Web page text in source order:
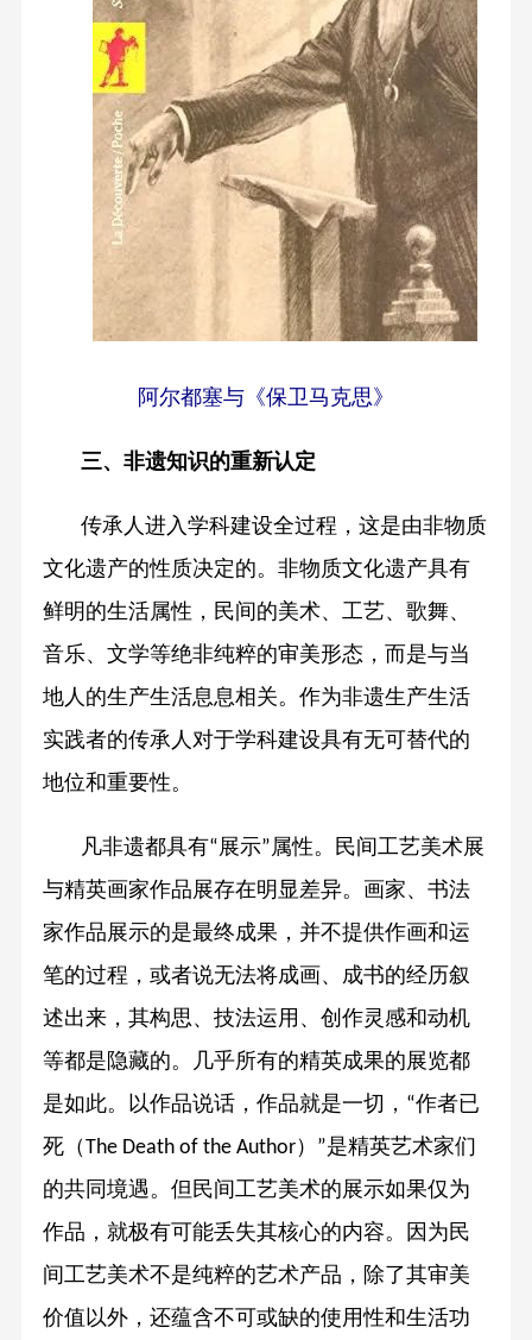
阿尔都塞与《保卫马克思》
三、非遗知识的重新认定
传承人进入学科建设全过程，这是由非物质
文化遗产的性质决定的。非物质文化遗产具有
鲜明的生活属性，民间的美术、工艺、歌舞、
音乐、文学等绝非纯粹的审美形态，而是与当
地人的生产生活息息相关。作为非遗生产生活
实践者的传承人对于学科建设具有无可替代的
地位和重要性。
凡非遗都具有“展示” 属性。民间工艺美术展
与精英画家作品展存在明显差异。画家、书法
家作品展示的是最终成果，并不提供作画和运
笔的过程，或者说无法将成画、成书的经历叙
述出来，其构思、技法运用、创作灵感和动机
等都是隐藏的。几乎所有的精英成果的展览都
是如此。以作品说话，作品就是一切， “作者已
死（The Death of the Author） ”是精英艺术家们
的共同境遇。但民间工艺美术的展示如果仅为
作品，就极有可能丢失其核心的内容。因为民
间工艺美术不是纯粹的艺术产品，除了其审美
价值以外，还蕴含不可或缺的使用性和生活功